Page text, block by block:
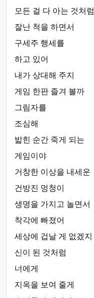
모든 걸 다 아는 것처럼
잘난 척을 하면서
구세주 행세를
하고 있어
내가 상대해 주지
게임 한판 즐겨 볼까
그림자를
조심해
밟힌 순간 죽게 되는
게임이야
거창한 이상을 내세운
건방진 멍청이
생명을 가지고 놀면서
착각에 빠졌어
세상에 겁날 게 없겠지
신이 된 것처럼
너에게
지옥을 보여 줄게